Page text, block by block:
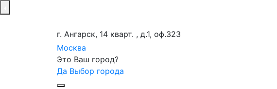
г. Ангарск, 14 кварт. , д.1, оф.323
Москва
Это Ваш город?
Да Выбор города